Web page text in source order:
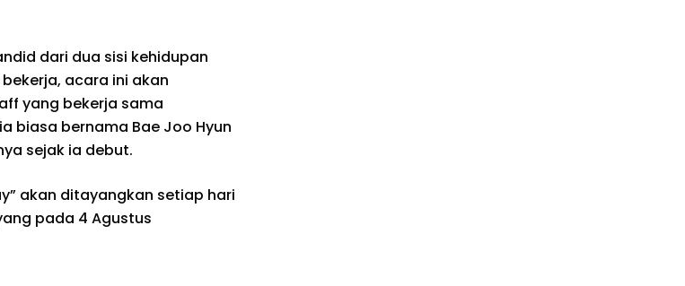
dari dua sisi kehidupan
acara ini akan
yang bekerja sama
biasa bernama Bae Joo Hyun
sejak ia debut.
akan ditayangkan setiap hari
pada 4 Agustus